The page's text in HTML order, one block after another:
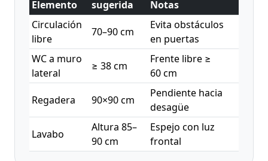
Elemento
sugerida
Notas
Circulación
libre
70–90 cm
Evita obstáculos
en puertas
WC a muro
lateral
≥ 38 cm
Frente libre ≥
60 cm
Regadera 90×90 cm
Pendiente hacia
desagüe
Lavabo
Altura 85–
90 cm
Espejo con luz
frontal